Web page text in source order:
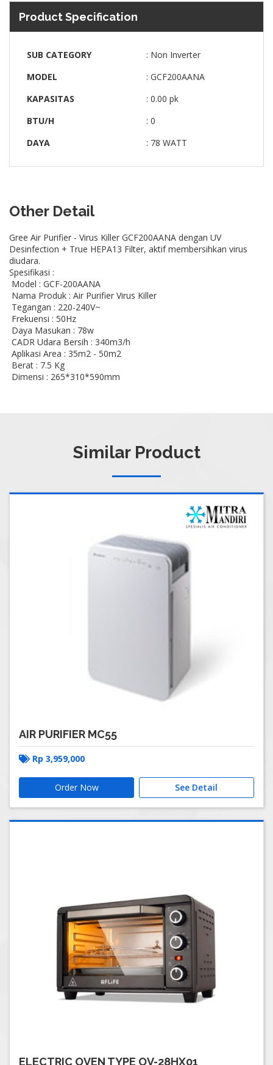
Product Specification
SUB CATEGORY
: Non Inverter
MODEL
: GCF200AANA
KAPASITAS
: 0.00 pk
BTU/H
: 0
DAYA
: 78 WATT
Other Detail
Gree Air Purifier - Virus Killer GCF200AANA dengan UV
Desinfection + True HEPA13 Filter, aktif membersihkan virus
diudara.
Spesifikasi :
Model : GCF-200AANA
Nama Produk : Air Purifier Virus Killer
Tegangan : 220-240V~
Frekuensi : 50Hz
Daya Masukan : 78w
CADR Udara Bersih : 340m3/h
Aplikasi Area : 35m2 - 50m2
Berat : 7.5 Kg
Dimensi : 265*310*590mm
Similar Product
AIR PURIFIER MC55
Rp 3,959,000
Order Now See Detail
ELECTRIC OVEN TYPE OV-28HX01